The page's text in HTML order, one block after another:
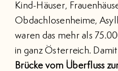
Kind-Häuser,
Obdachlosenheime,
waren das mehr als
in ganz Österreich.
Brücke vom Überfluss